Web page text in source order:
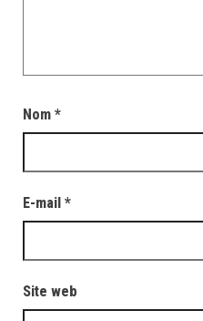
Nom *
E-mail *
Site web